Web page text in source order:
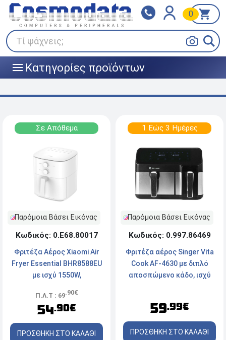
Τί ψάχνεις;
0
||| Κατηγορίες προϊόντων
Klarna
Πληρώστε σε 3
άτοκες δόσεις
BOX NOW
Σε Απόθεμα
Παρόμοια Βάσει Εικόνας
Κωδικός: 0.Ε68.80017
Φριτέζα Αέρος Xiaomi Air
Fryer Essential BHR8588EU
με ισχύ 1550W,
τεχνολογία θέρμανσης 360
και χωρητικότητα 6L -
Λευκή
Π.Λ.Τ : 69.90€
54.90€
ΠΡΟΣΘΗΚΗ ΣΤΟ ΚΑΛΑΘΙ
1 Εώς 3 Ημέρες
Παρόμοια Βάσει Εικόνας
Κωδικός: 0.997.86469
Φριτέζα αέρος Singer Vita
Cook AF-4630 με διπλό
αποσπώμενο κάδο, ισχύ
59.99€
ΠΡΟΣΘΗΚΗ ΣΤΟ ΚΑΛΑΘΙ